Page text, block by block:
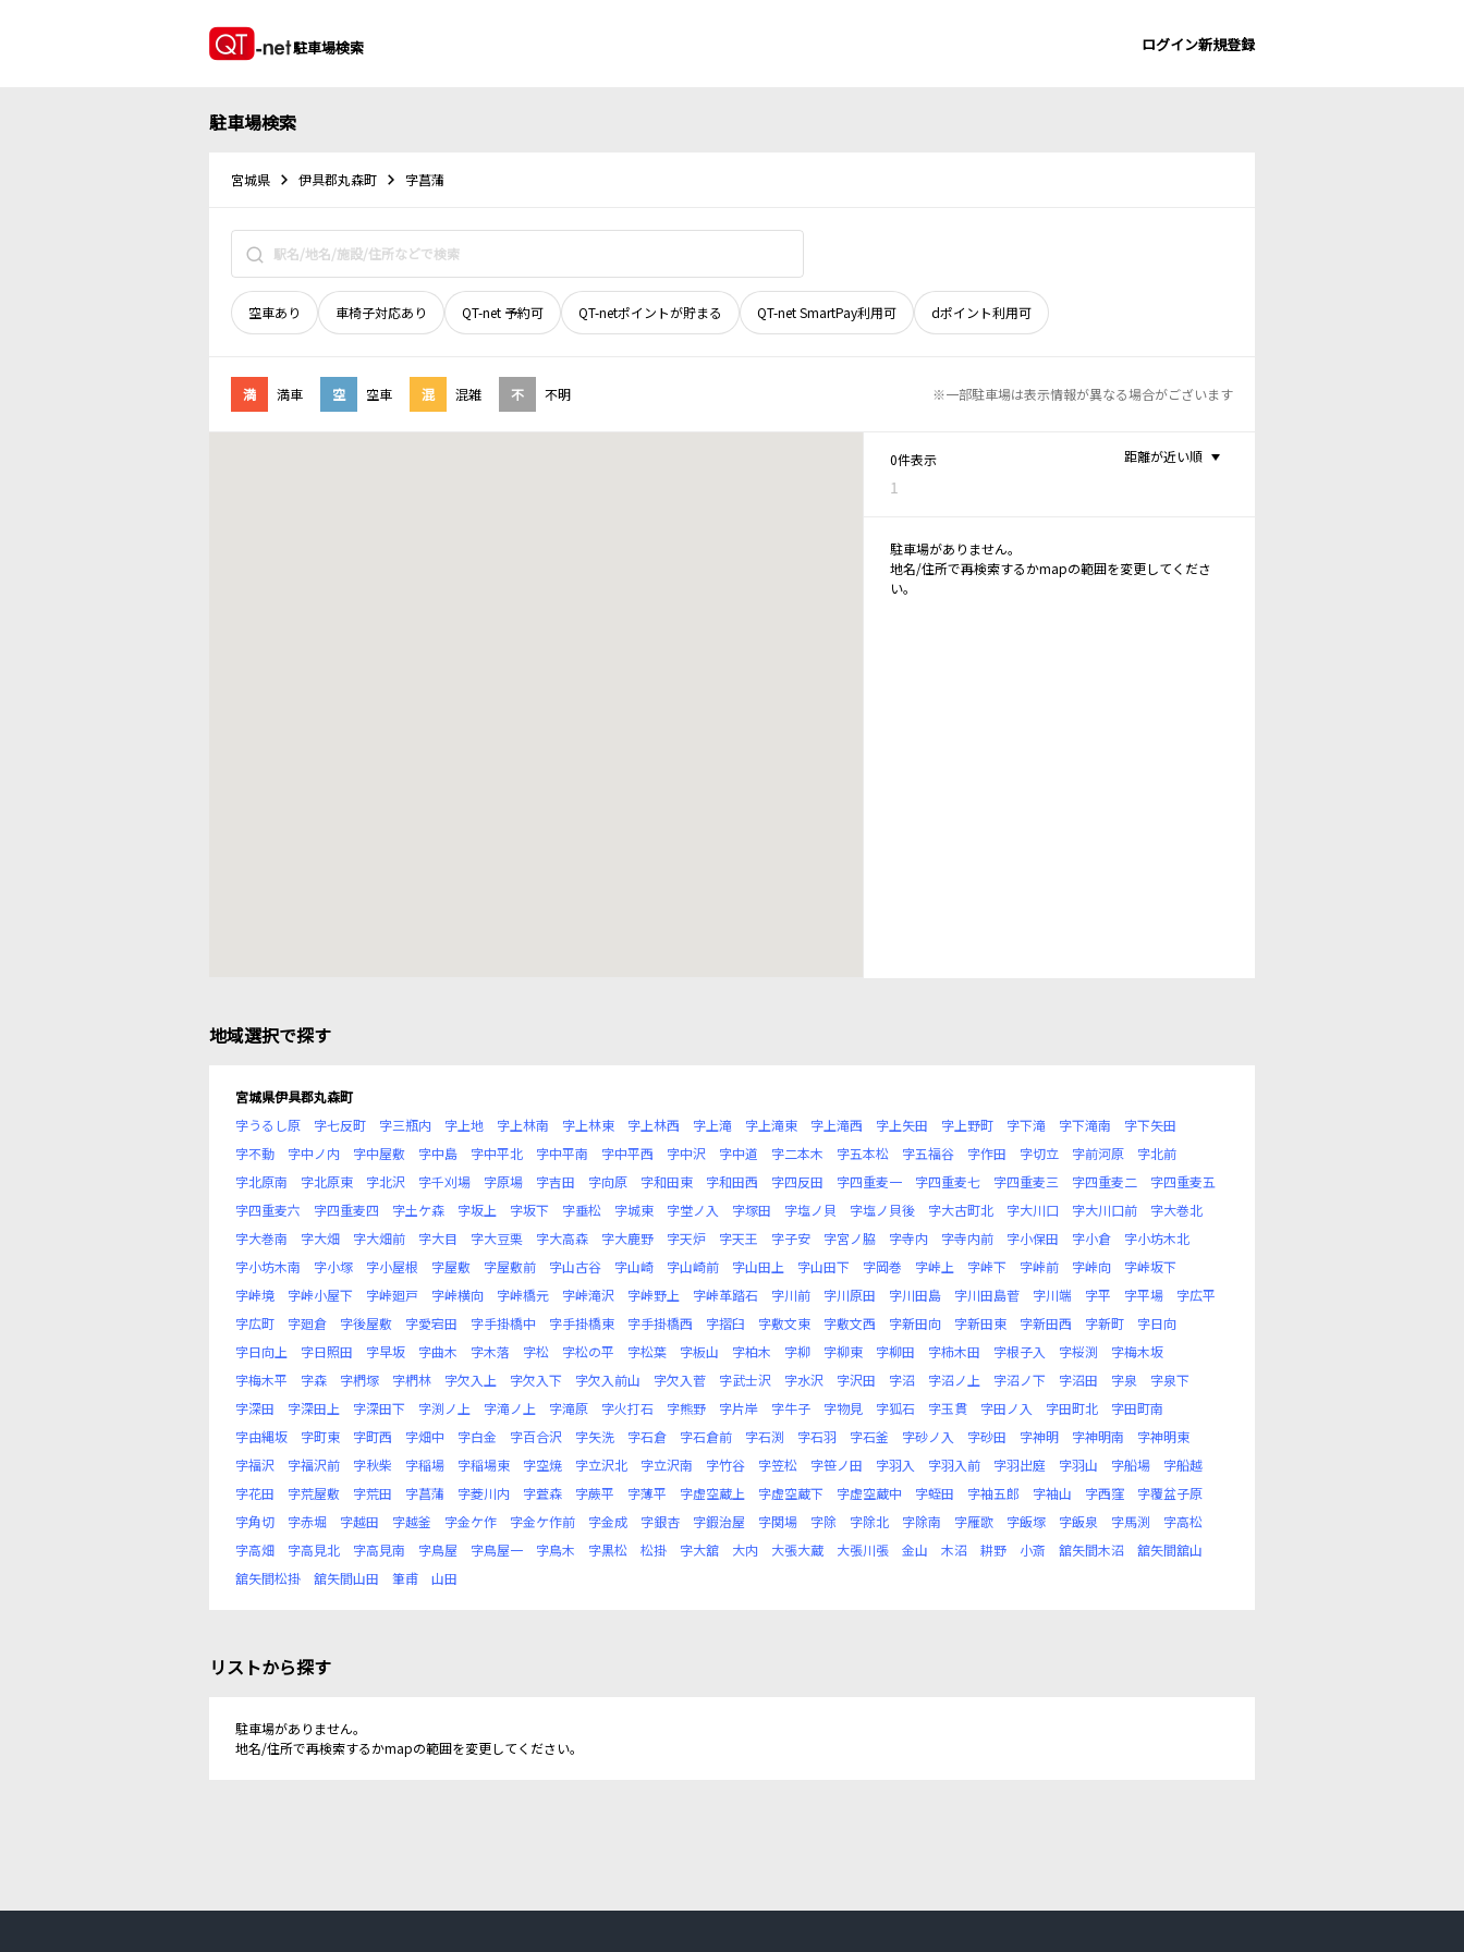
駐車場検索 ログイン新規登録
駐車場検索
宮城県 伊具郡丸森町 字菖蒲
空車あり 車椅子対応あり QT-net 予約可 QT-netポイントが貯まる QT-net SmartPay利用可 dポイント利用可
満 満車 空 空車 混 混雑 不 不明 ※一部駐車場は表示情報が異なる場合がございます
0件表示
1
距離が近い順
駐車場がありません。
地名/住所で再検索するかmapの範囲を変更してくださ
い。
地域選択で探す
宮城県伊具郡丸森町
字うるし原
字七反町 字三瓶内 字上地 字上林南 字上林東 字上林西 字上滝 字上滝東 字上滝西 字上矢田 字上野町 字下滝 字下滝南
字下矢田
字不動
字中ノ内 字中屋敷 字中島 字中平北 字中平南 字中平西 字中沢 字中道 字二本木 字五本松 字五福谷 字作田 字切立 字前河原
字北前
字北原南
字北原東 字北沢 字千刈場 字原場 字吉田 字向原 字和田東 字和田西 字四反田 字四重麦一 字四重麦七 字四重麦三 字四重麦二
字四重麦五
字四重麦六
字四重麦四 字土ケ森 字坂上 字坂下 字垂松 字城東 字堂ノ入 字塚田 字塩ノ貝 字塩ノ貝後 字大古町北 字大川口 字大川口前
字大巻北
字大巻南
字大畑 字大畑前 字大目 字大豆栗 字大高森 字大鹿野 字天炉 字天王 字子安 字宮ノ脇 字寺内 字寺内前 字小保田 字小倉
字小坊木北
字小坊木南
字小塚 字小屋根 字屋敷 字屋敷前 字山古谷 字山崎 字山崎前 字山田上 字山田下 字岡巻 字峠上 字峠下 字峠前 字峠向
字峠坂下
字峠境
字峠小屋下 字峠廻戸 字峠横向 字峠橋元 字峠滝沢 字峠野上 字峠革踏石 字川前 字川原田 字川田島 字川田島菅 字川端 字平 字平場
字広平
字広町
字廻倉 字後屋敷 字愛宕田 字手掛橋中 字手掛橋東 字手掛橋西 字摺臼 字敷文東 字敷文西 字新田向 字新田東 字新田西 字新町
字日向
字日向上
字日照田 字早坂 字曲木 字木落 字松 字松の平 字松葉 字板山 字柏木 字柳 字柳東 字柳田 字柿木田 字根子入 字桜渕
字梅木坂
字梅木平
字森 字椚塚 字椚林 字欠入上 字欠入下 字欠入前山 字欠入菅 字武士沢 字水沢 字沢田 字沼 字沼ノ上 字沼ノ下 字沼田 字泉
字泉下
字深田
字深田上 字深田下 字渕ノ上 字滝ノ上 字滝原 字火打石 字熊野 字片岸 字牛子 字物見 字狐石 字玉貫 字田ノ入 字田町北
字田町南
字由縄坂
字町東 字町西 字畑中 字白金 字百合沢 字矢洗 字石倉 字石倉前 字石渕 字石羽 字石釜 字砂ノ入 字砂田 字神明 字神明南
字神明東
字福沢
字福沢前 字秋柴 字稲場 字稲場東 字空焼 字立沢北 字立沢南 字竹谷 字笠松 字笹ノ田 字羽入 字羽入前 字羽出庭 字羽山 字船場
字船越
字花田
字荒屋敷 字荒田 字菖蒲 字菱川内 字萓森 字蕨平 字薄平 字虚空蔵上 字虚空蔵下 字虚空蔵中 字蛭田 字袖五郎 字袖山 字西窪
字覆盆子原
字角切
字赤堀 字越田 字越釜 字金ケ作 字金ケ作前 字金成 字銀杏 字鍜治屋 字関場 字除 字除北 字除南 字雁歌 字飯塚 字飯泉 字馬渕
字高松
字高畑
字高見北 字高見南 字鳥屋 字鳥屋一 字鳥木 字黒松 松掛 字大舘 大内 大張大蔵 大張川張 金山 木沼 耕野 小斎 舘矢間木沼
舘矢間舘山
舘矢間松掛
舘矢間山田 筆甫 山田
リストから探す
駐車場がありません。
地名/住所で再検索するかmapの範囲を変更してください。